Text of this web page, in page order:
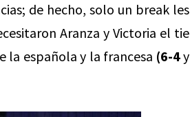
de hecho, solo un break les
Aranza y Victoria el tie
la española y la francesa (6-4y